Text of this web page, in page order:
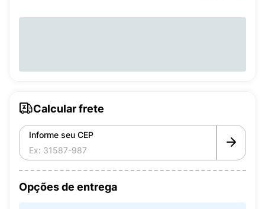
Calcular frete
Informe seu CEP
Opções de entrega